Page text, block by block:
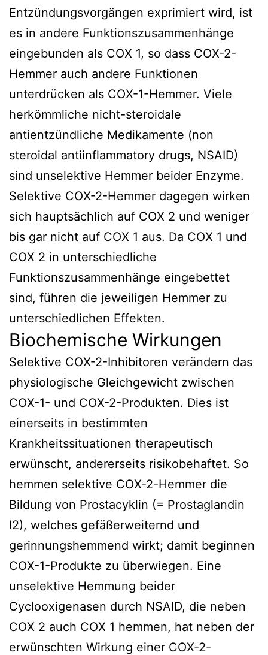
Entzündungsvorgängen exprimiert wird, ist
es in andere Funktionszusammenhänge
eingebunden als COX 1, so dass COX-2-
Hemmer auch andere Funktionen
unterdrücken als COX-1-Hemmer. Viele
herkömmliche nicht-steroidale
antientzündliche Medikamente (non
steroidal antiinflammatory drugs, NSAID)
sind unselektive Hemmer beider Enzyme.
Selektive COX-2-Hemmer dagegen wirken
sich hauptsächlich auf COX 2 und weniger
bis gar nicht auf COX 1 aus. Da COX 1 und
COX 2 in unterschiedliche
Funktionszusammenhänge eingebettet
sind, führen die jeweiligen Hemmer zu
unterschiedlichen Effekten.
Biochemische Wirkungen
Selektive COX-2-Inhibitoren verändern das
physiologische Gleichgewicht zwischen
COX-1- und COX-2-Produkten. Dies ist
einerseits in bestimmten
Krankheitssituationen therapeutisch
erwünscht, andererseits risikobehaftet. So
hemmen selektive COX-2-Hemmer die
Bildung von Prostacyklin (= Prostaglandin
I2), welches gefäßerweiternd und
gerinnungshemmend wirkt; damit beginnen
COX-1-Produkte zu überwiegen. Eine
unselektive Hemmung beider
Cyclooxigenasen durch NSAID, die neben
COX 2 auch COX 1 hemmen, hat neben der
erwünschten Wirkung einer COX-2-